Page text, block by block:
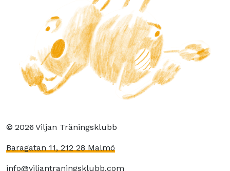
© 2026 Viljan Träningsklubb
Baragatan 11, 212 28 Malmö
info@viljantraningsklubb.com